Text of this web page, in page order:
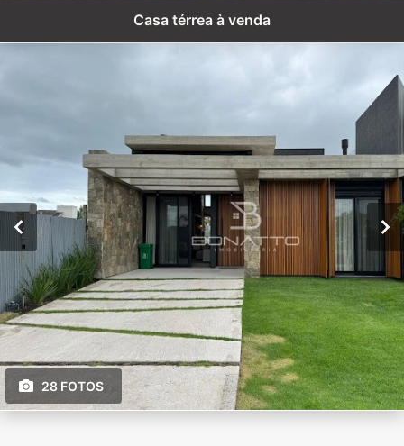
Casa térrea à venda
28 FOTOS